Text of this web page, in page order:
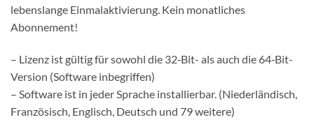
lebenslange Einmalaktivierung. Kein monatliches
Abonnement!
– Lizenz ist gültig für sowohl die 32‑Bit- als auch die 64‑Bit-
Version (Software inbegriffen)
– Software ist in jeder Sprache installierbar. (Niederländisch,
Französisch, Englisch, Deutsch und 79 weitere)